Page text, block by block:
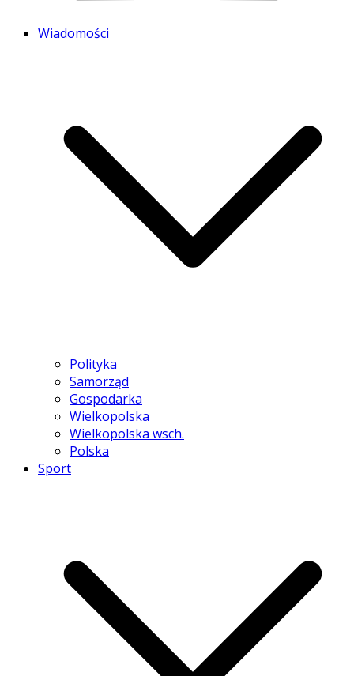
Wiadomości
Polityka
Samorząd
Gospodarka
Wielkopolska
Wielkopolska wsch.
Polska
Sport